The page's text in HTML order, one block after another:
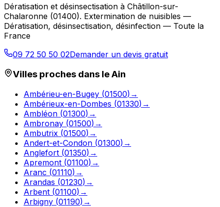
Dératisation et désinsectisation à Châtillon-sur-
Chalaronne (01400). Extermination de nuisibles —
Dératisation, désinsectisation, désinfection — Toute la
France
09 72 50 50 02Demander un devis gratuit
Villes proches dans leAin
Ambérieu-en-Bugey (01500) →
Ambérieux-en-Dombes (01330) →
Ambléon (01300) →
Ambronay (01500) →
Ambutrix (01500) →
Andert-et-Condon (01300) →
Anglefort (01350) →
Apremont (01100) →
Aranc (01110) →
Arandas (01230) →
Arbent (01100) →
Arbigny (01190) →